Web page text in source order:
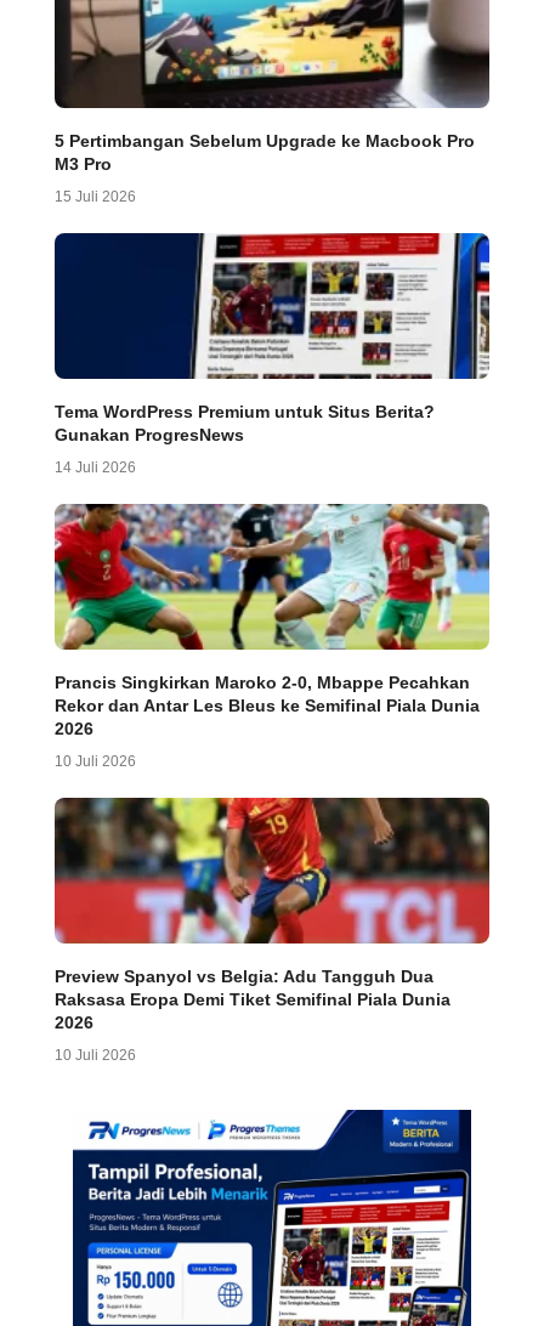
5 Pertimbangan Sebelum Upgrade ke Macbook Pro
M3 Pro
15 Juli 2026
Tema WordPress Premium untuk Situs Berita?
Gunakan ProgresNews
14 Juli 2026
Prancis Singkirkan Maroko 2-0, Mbappe Pecahkan
Rekor dan Antar Les Bleus ke Semifinal Piala Dunia
2026
10 Juli 2026
Preview Spanyol vs Belgia: Adu Tangguh Dua
Raksasa Eropa Demi Tiket Semifinal Piala Dunia
2026
10 Juli 2026